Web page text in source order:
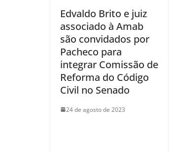
Edvaldo Brito e juiz
associado à Amab
são convidados por
Pacheco para
integrar Comissão de
Reforma do Código
Civil no Senado
24 de agosto de 2023